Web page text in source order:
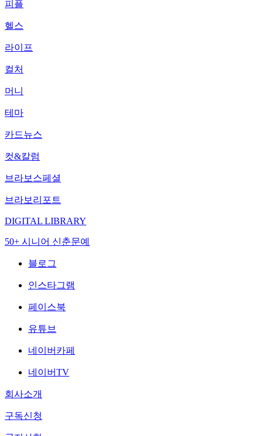
피플
헬스
라이프
컬처
머니
테마
카드뉴스
컷&칼럼
브라보스페셜
브라보리포트
DIGITAL LIBRARY
50+ 시니어 신춘문예
블로그
인스타그램
페이스북
유튜브
네이버카페
네이버TV
회사소개
구독신청